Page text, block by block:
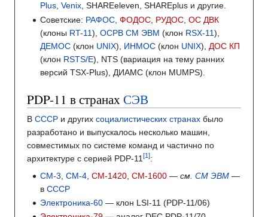
Plus ,Venix , SHAREeleven, SHAREplus и другие.
Советские: РАФОС ,ФОДОС РУДОС ,ОС ДВК
(клоны RT-11),ОСРВ СМ ЭВМ (клон RSX-11),
ДЕМОС (клон UNIX), ИНМОС (клон UNIX), ДОС КП
(клон RSTS/E), NTS (вариация на тему ранних
версий TSX-Plus), ДИАМС (клон MUMPS).
PDP-11 в странах СЭВ
В СССР и других социалистических странах было
разработано и выпускалось несколько машин,
совместимых по системе команд и частично по
архитектуре с серией PDP-11
:
СМ-3 ,СМ-4 ,СМ-1420 ,СМ-1600 —см.СМ ЭВМ —
вСССР
Электроника-60 — клон LSI-11 (PDP-11/06)